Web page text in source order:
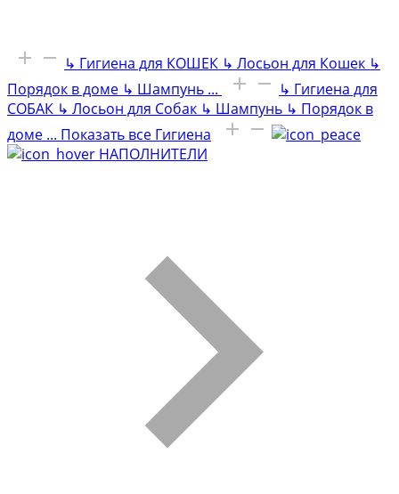
↳ Гигиена для КОШЕК ↳ Лосьон для Кошек ↳
Порядок в доме ↳ Шампунь ... ↳ Гигиена для
СОБАК ↳ Лосьон для Собак ↳ Шампунь ↳ Порядок в
доме ... Показать все Гигиена
НАПОЛНИТЕЛИ